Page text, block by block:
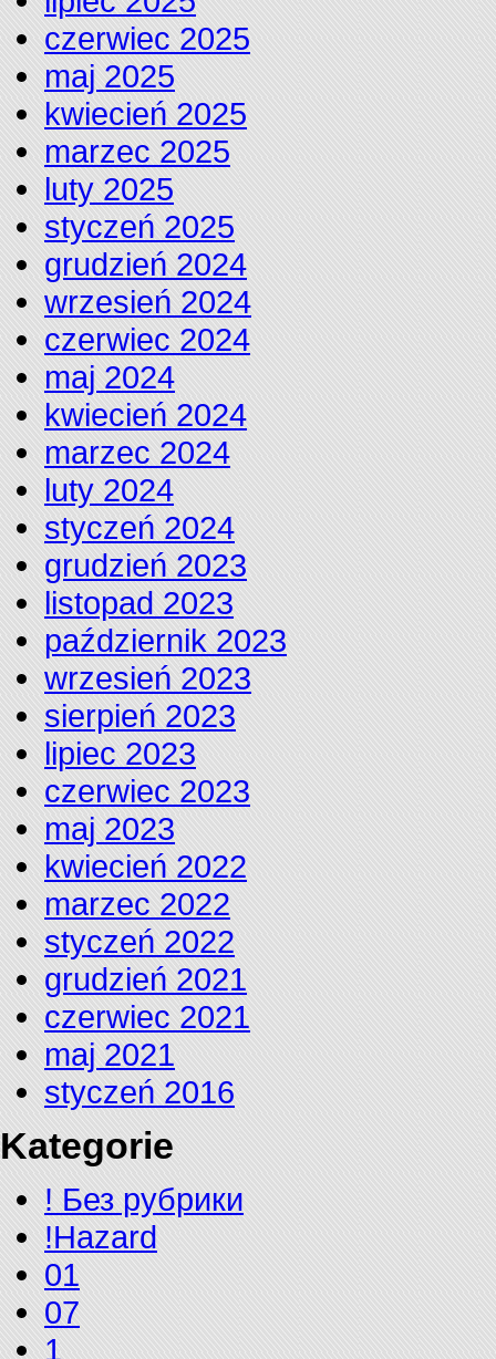
czerwiec 2025
maj 2025
kwiecień 2025
marzec 2025
luty 2025
styczeń 2025
grudzień 2024
wrzesień 2024
czerwiec 2024
maj 2024
kwiecień 2024
marzec 2024
luty 2024
styczeń 2024
grudzień 2023
listopad 2023
październik 2023
wrzesień 2023
sierpień 2023
lipiec 2023
czerwiec 2023
maj 2023
kwiecień 2022
marzec 2022
styczeń 2022
grudzień 2021
czerwiec 2021
maj 2021
styczeń 2016
Kategorie
! Без рубрики
!Hazard
01
07
1